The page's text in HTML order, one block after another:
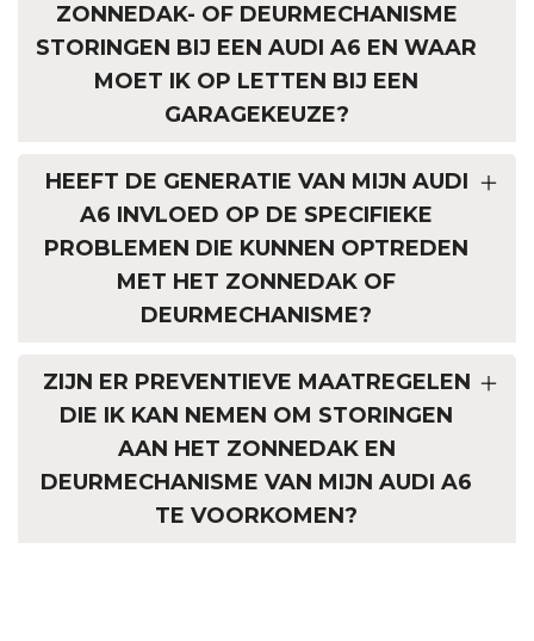
ZONNEDAK- OF DEURMECHANISME
STORINGEN BIJ EEN AUDI A6 EN WAAR
MOET IK OP LETTEN BIJ EEN
GARAGEKEUZE?
HEEFT DE GENERATIE VAN MIJN AUDI
A6 INVLOED OP DE SPECIFIEKE
PROBLEMEN DIE KUNNEN OPTREDEN
MET HET ZONNEDAK OF
DEURMECHANISME?
ZIJN ER PREVENTIEVE MAATREGELEN
DIE IK KAN NEMEN OM STORINGEN
AAN HET ZONNEDAK EN
DEURMECHANISME VAN MIJN AUDI A6
TE VOORKOMEN?